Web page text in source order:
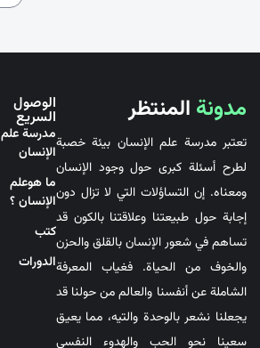
مدونة المنتظر
تعتبر مدرسة علم الإنسان بيئة خصبة
لطرح أسئلة كبرى حول وجود الإنسان
ومعناه. إن التساؤلات التي لا تزال دون
إجابة حول طبيعتنا وعلاقتنا بالكون قد
تساهم في شعور الإنسان بالقلق والحزن
والخوف من الحياة. فغياب المعرفة
الشاملة عن أنفسنا والعالم من حولنا قد
يجعلنا نشعر بالوحدة والتيه، مما يعيق
سعينا نحو الحب والهدوء النفسي
الوصول
السريع
مدرسة علم
الإنسان
ما هوعلم
الإنسان ؟
کتب
الدورات